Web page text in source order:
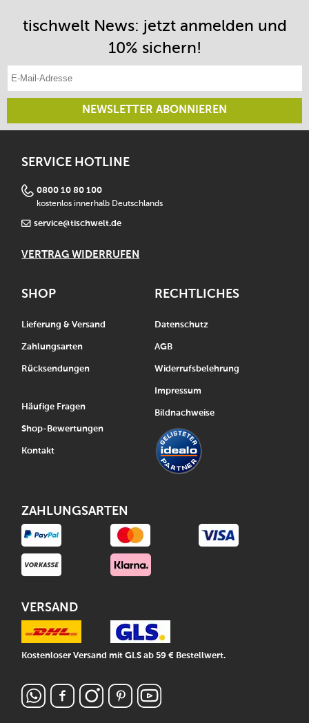
tischwelt News: jetzt anmelden und
10% sichern!
NEWSLETTER ABONNIEREN
SERVICE HOTLINE
0800 10 80 100
kostenlos innerhalb Deutschlands
service@tischwelt.de
VERTRAG WIDERRUFEN
SHOP
Lieferung & Versand
Zahlungsarten
Rücksendungen
Häufige Fragen
Shop-Bewertungen
Kontakt
RECHTLICHES
Datenschutz
AGB
Widerrufsbelehrung
Impressum
Bildnachweise
ZAHLUNGSARTEN
VERSAND
Kostenloser Versand mit GLS ab 59 € Bestellwert.